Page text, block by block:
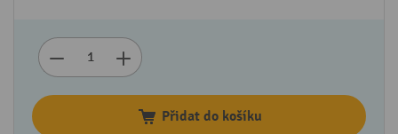
Přidat do košíku